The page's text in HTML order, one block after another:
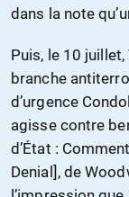
dans la note
Puis, le 10
branche
d’urgence
agisse contre
d’État :
Denial], de